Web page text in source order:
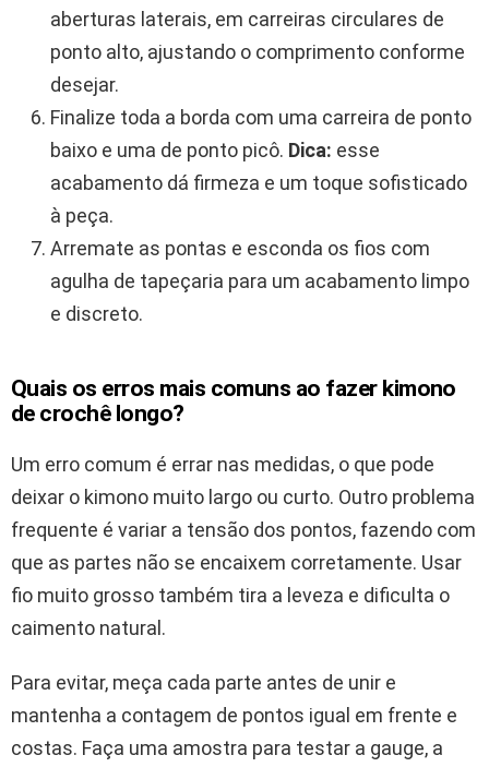
aberturas laterais, em carreiras circulares de
ponto alto, ajustando o comprimento conforme
desejar.
Finalize toda a borda com uma carreira de ponto
baixo e uma de ponto picô. Dica: esse
acabamento dá firmeza e um toque sofisticado
à peça.
Arremate as pontas e esconda os fios com
agulha de tapeçaria para um acabamento limpo
e discreto.
Quais os erros mais comuns ao fazer kimono
de crochê longo?
Um erro comum é errar nas medidas, o que pode
deixar o kimono muito largo ou curto. Outro problema
frequente é variar a tensão dos pontos, fazendo com
que as partes não se encaixem corretamente. Usar
fio muito grosso também tira a leveza e dificulta o
caimento natural.
Para evitar, meça cada parte antes de unir e
mantenha a contagem de pontos igual em frente e
costas. Faça uma amostra para testar a gauge, a